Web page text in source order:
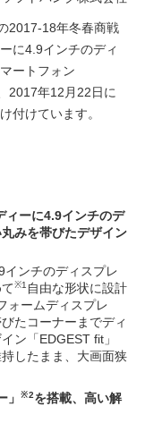
2017-18年冬春商戦
に4.9インチのディ
ートフォン
2017年12月22日に
付けています。
ィーに4.9インチのデ
みを帯びたデザイン
ンチのディスプレ
※1 自由な形状に設計
ォームディスプレ
たコーナーまでディ
ン「EDGEST fit」
したまま、大画面狭
」
※2を搭載、高い解